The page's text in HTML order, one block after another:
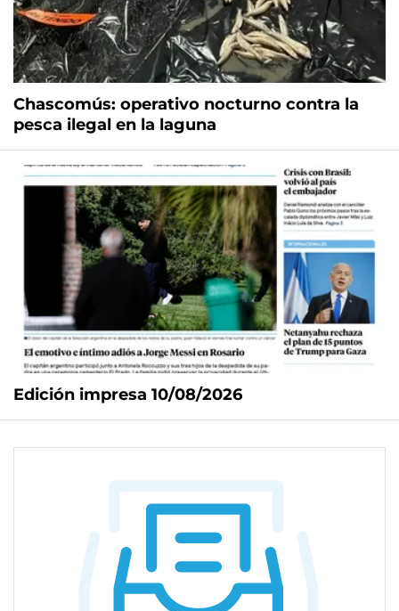
Chascomús: operativo nocturno contra la
pesca ilegal en la laguna
Edición impresa 10/08/2026